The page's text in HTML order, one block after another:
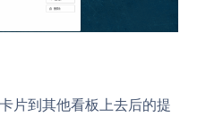
片到其他看板上去后的提